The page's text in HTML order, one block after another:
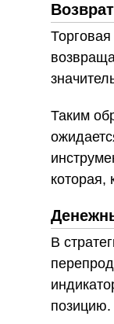
Таким
которая,
В
позицию.